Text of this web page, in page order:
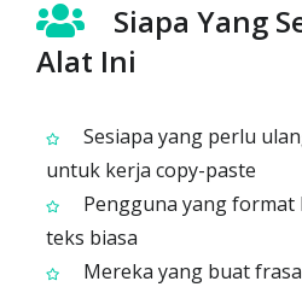
Siapa Yang
Alat Ini
Sesiapa yang perlu
untuk kerja copy-paste
Pengguna yang
teks biasa
Mereka yang buat